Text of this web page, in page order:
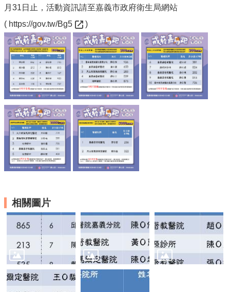
專
頁
資
訊
安
全
政
策
隱
私
權
政
策
開
放
月31日止，活動資訊請至嘉義市政府衛生局網站
( https://gov.tw/Bg5 )
相關圖片